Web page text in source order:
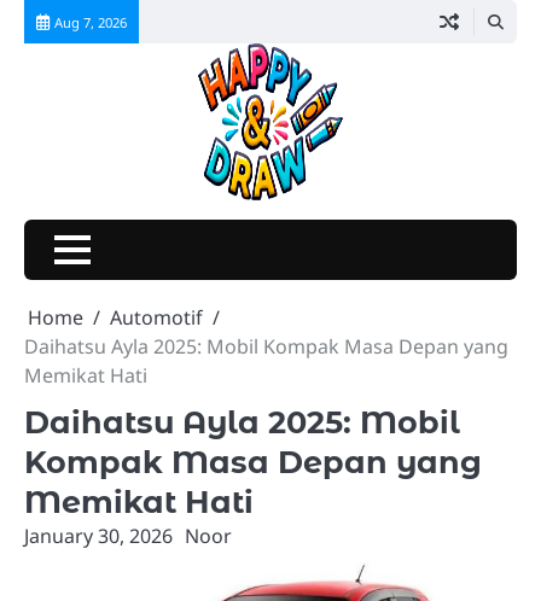
Skip
Aug 7, 2026
Home
Automotif
Daihatsu Ayla 2025: Mobil Kompak Masa Depan yang
Memikat Hati
Daihatsu Ayla 2025: Mobil
Kompak Masa Depan yang
Memikat Hati
January 30, 2026 Noor